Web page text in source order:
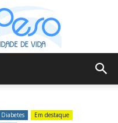
Diabetes
Em destaque